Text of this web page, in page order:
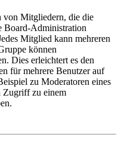
von Mitgliedern, die die
Board-Administration
Mitglied kann mehreren
können
Dies erleichtert es den
für mehrere Benutzer auf
zu Moderatoren eines
Zugriff zu einem